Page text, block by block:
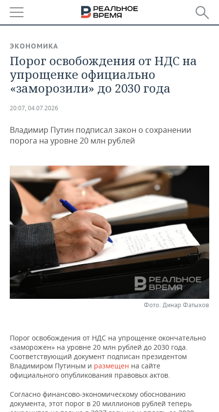
БАШКОРТОСТАН
ТАТАРСТАН
НОВОСТИ
АНАЛИТИКА
ДЕКЛАРАЦИИ О ДОХОДАХ
КОРОЛИ ГОСЗАКАЗА ПФО
ВУЗЫ ТАТАРСТАНА
КОМУ ПРИНАДЛЕЖАТ
ТОРГОВЫЕ ЦЕНТРЫ
ТАТАРСТАНА
НОВОСТИ ЭКОНОМИКИ
ФИНАНСЫ
БЮДЖЕТ
ИНВЕСТИЦИИ
ПРОМЫШЛЕННОСТЬ
НОВОСТИ
АГРОПРОМ
МАШИНОСТРОЕНИЕ
НЕФТЕХИМИЯ
НЕФТЬ
ОПК
НЕДВИЖИМОСТЬ
НОВОСТИ НЕДВИЖИМОСТИ
НОВОСТИ АВТО
БИЗНЕС
НОВОСТИ БИЗНЕСА
РОЗНИЧНАЯ ТОРГОВЛЯ
ТРАНСПОРТ
УСЛУГИ
ТЕХНОЛОГИИ
НОВОСТИ ТЕХНОЛОГИЙ
МЕДИА
МЕРОПРИЯТИЯ
НОВОСТИ МЕРОПРИЯТИЙ
ВЫЕЗДНАЯ РЕДАКЦИЯ
ОТКРЫТАЯ ЛЕКЦИЯ
НОВОСТИ СПОРТА
БАСКЕТБОЛ
ВОЛЕЙБОЛ
КИБЕРСПОРТ
ОБЩЕСТВО
ИНФРАСТРУКТУРА
ИСТОРИЯ
КУЛЬТУРА
СПРАВОЧНИК
СПИСОК ПЕРСОН
СПИСОК КОМПАНИЙ
ПОЛНАЯ ВЕРСИЯ
ЭКОНОМИКА
Порог освобождения от НДС на
упрощенке официально
«заморозили» до 2030 года
20:07, 04.07.2026
Владимир Путин подписал закон о сохранении
порога на уровне 20 млн рублей
Фото: Динар Фатыхов
Порог освобождения от НДС на упрощенке окончательно
«заморожен» на уровне 20 млн рублей до 2030 года.
Соответствующий документ подписан президентом
Владимиром Путиным и размещен на сайте
официального опубликования правовых актов.
Согласно финансово-экономическому обоснованию
документа, этот порог в 20 миллионов рублей теперь